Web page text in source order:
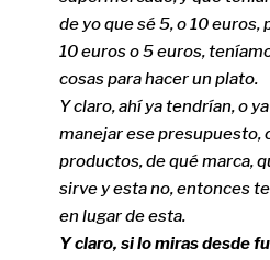
de yo que sé 5, o 10 euros,
10 euros o 5 euros,
cosas para hacer un plato.
Y claro, ahí ya tendrían, o
manejar ese presupuesto,
productos, de qué marca,
sirve y esta no, entonces
en lugar de esta.
Y claro, si lo miras desde